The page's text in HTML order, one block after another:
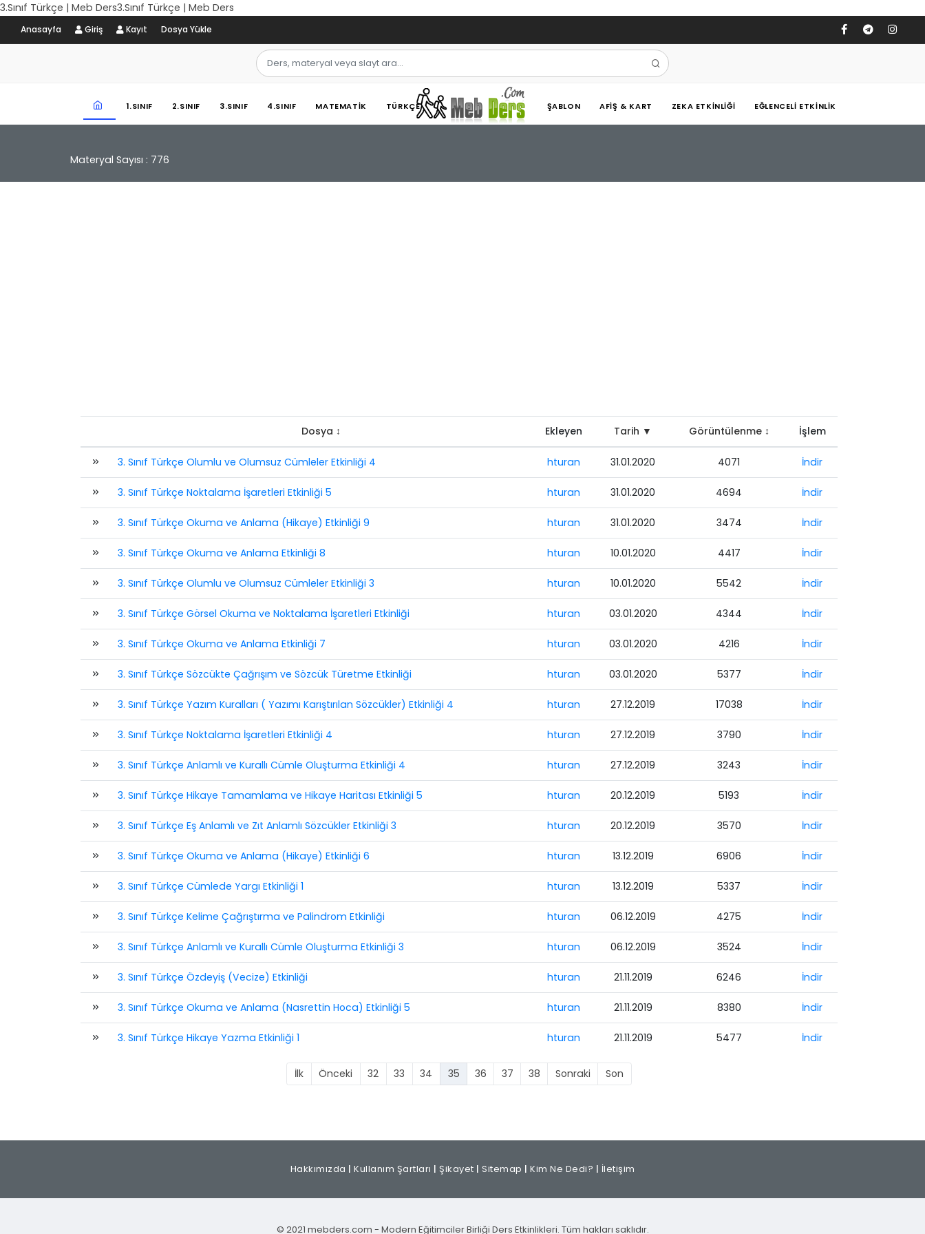
3.Sınıf Türkçe | Meb Ders3.Sınıf Türkçe | Meb Ders
Anasayfa Giriş Kayıt Dosya Yükle
1.SINIF 2.SINIF 3.SINIF 4.SINIF MATEMATIK TÜRKÇE ŞABLON AFIŞ & KART ZEKA ETKINLIĞI EĞLENCELI ETKINLIK
Materyal Sayısı : 776
Dosya ↕ Ekleyen Tarih ▼ Görüntülenme ↕ İşlem
3. Sınıf Türkçe Olumlu ve Olumsuz Cümleler Etkinliği 4 hturan 31.01.2020 4071 İndir
3. Sınıf Türkçe Noktalama İşaretleri Etkinliği 5 hturan 31.01.2020 4694 İndir
3. Sınıf Türkçe Okuma ve Anlama (Hikaye) Etkinliği 9 hturan 31.01.2020 3474 İndir
3. Sınıf Türkçe Okuma ve Anlama Etkinliği 8 hturan 10.01.2020 4417 İndir
3. Sınıf Türkçe Olumlu ve Olumsuz Cümleler Etkinliği 3 hturan 10.01.2020 5542 İndir
3. Sınıf Türkçe Görsel Okuma ve Noktalama İşaretleri Etkinliği hturan 03.01.2020 4344 İndir
3. Sınıf Türkçe Okuma ve Anlama Etkinliği 7 hturan 03.01.2020 4216 İndir
3. Sınıf Türkçe Sözcükte Çağrışım ve Sözcük Türetme Etkinliği hturan 03.01.2020 5377 İndir
3. Sınıf Türkçe Yazım Kuralları ( Yazımı Karıştırılan Sözcükler) Etkinliği 4 hturan 27.12.2019 17038 İndir
3. Sınıf Türkçe Noktalama İşaretleri Etkinliği 4 hturan 27.12.2019 3790 İndir
3. Sınıf Türkçe Anlamlı ve Kurallı Cümle Oluşturma Etkinliği 4 hturan 27.12.2019 3243 İndir
3. Sınıf Türkçe Hikaye Tamamlama ve Hikaye Haritası Etkinliği 5 hturan 20.12.2019 5193 İndir
3. Sınıf Türkçe Eş Anlamlı ve Zıt Anlamlı Sözcükler Etkinliği 3 hturan 20.12.2019 3570 İndir
3. Sınıf Türkçe Okuma ve Anlama (Hikaye) Etkinliği 6 hturan 13.12.2019 6906 İndir
3. Sınıf Türkçe Cümlede Yargı Etkinliği 1 hturan 13.12.2019 5337 İndir
3. Sınıf Türkçe Kelime Çağrıştırma ve Palindrom Etkinliği hturan 06.12.2019 4275 İndir
3. Sınıf Türkçe Anlamlı ve Kurallı Cümle Oluşturma Etkinliği 3 hturan 06.12.2019 3524 İndir
3. Sınıf Türkçe Özdeyiş (Vecize) Etkinliği hturan 21.11.2019 6246 İndir
3. Sınıf Türkçe Okuma ve Anlama (Nasrettin Hoca) Etkinliği 5 hturan 21.11.2019 8380 İndir
3. Sınıf Türkçe Hikaye Yazma Etkinliği 1 hturan 21.11.2019 5477 İndir
İlk Önceki 32 33 34 35 36 37 38 Sonraki Son
Hakkımızda | Kullanım Şartları | Şikayet | Sitemap | Kim Ne Dedi? | İletişim
© 2021 mebders.com - Modern Eğitimciler Birliği Ders Etkinlikleri. Tüm hakları saklıdır.